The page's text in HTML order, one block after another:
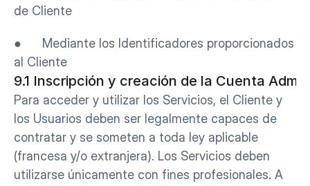
de Cliente
●      Mediante los Identificadores proporcionados
al Cliente
9.1 Inscripción y creación de la Cuenta
Para acceder y utilizar los Servicios, el Cliente y
los Usuarios deben ser legalmente capaces de
contratar y se someten a toda ley aplicable
(francesa y/o extranjera). Los Servicios deben
utilizarse únicamente con fines profesionales. A